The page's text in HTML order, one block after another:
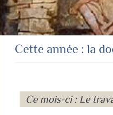
Cette année : la
Ce mois-ci : Le